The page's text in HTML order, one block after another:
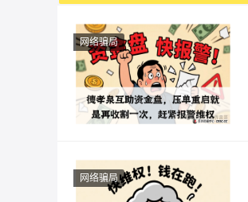
网络骗局
网络骗局